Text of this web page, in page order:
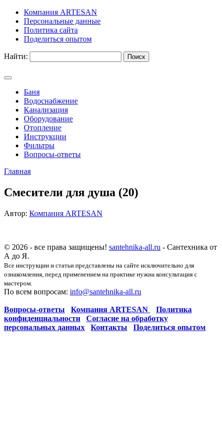
Компания ARTESAN
Персональные данные
Политика сайта
Поделиться опытом
Найти:
Баня
Водоснабжение
Канализация
Оборудование
Отопление
Инструкции
Фильтры
Вопросы-ответы
Главная
Смесители для душа (20)
Автор: Компания ARTESAN
© 2026 - все права защищены! santehnika-all.ru - Сантехника от
А до Я.
Все инструкции и статьи представлены на сайте исключительно для
ознакомления, перед применением на практике нужна консультация с
мастером.
По всем вопросам: info@santehnika-all.ru
Вопросы-ответы Компания ARTESAN
Политика
конфиденциальности
Согласие на обработку
персональных данных
Контакты Поделиться опытом